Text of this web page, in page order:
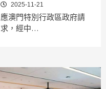
2025-11-21
應澳門特別行政區政府請
求，經中…